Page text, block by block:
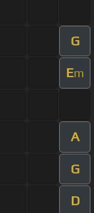
G
Em
A
G
D